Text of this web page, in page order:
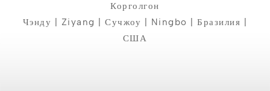
Корголгон
Чэнду | Ziyang | Сучжоу | Ningbo | Бразилия |
США